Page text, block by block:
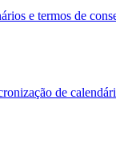
e termos de
de